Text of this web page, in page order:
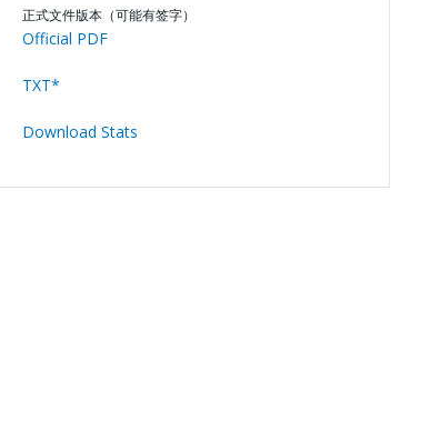
正式文件版本（可能有签字）
Official PDF
TXT*
Download Stats